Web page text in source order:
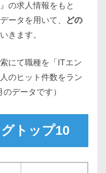
の求人情報をもと
ータを用いて、
どの
きます。
にて職種を「ITエン
のヒット件数をラン
データです）
トップ10